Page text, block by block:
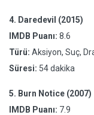
4. Daredevil (2015)
IMDB Puanı: 8.6
Türü: Aksiyon, Suç,
Süresi: 54 dakika
5. Burn Notice (2007)
IMDB Puanı: 7.9